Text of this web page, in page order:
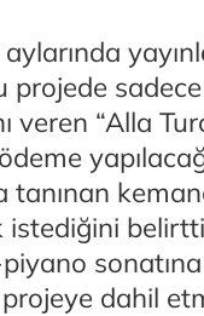
projede
veren “Alla
tanınan
istediğini
sonatına
dahil